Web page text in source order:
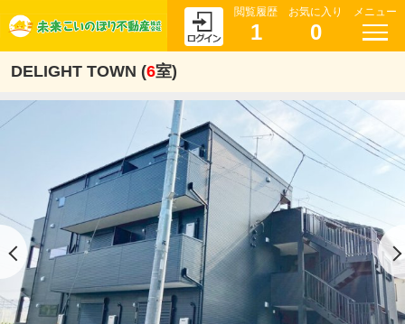
閲覧履歴
1
お気に入り
0
メニュー
DELIGHT TOWN (6室)